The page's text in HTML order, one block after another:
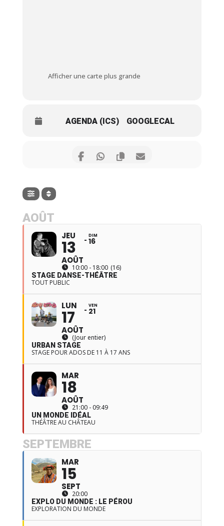
Afficher une carte plus grande
AGENDA (ICS) GOOGLECAL
AOÛT
JEU
13
AOÛT
DIM
16
10:00 - 18:00 (16)
STAGE DANSE-THÉÂTRE
TOUT PUBLIC
LUN
17
AOÛT
VEN
21
(Jour entier)
URBAN STAGE
STAGE POUR ADOS DE 11 À 17 ANS
MAR
18
AOÛT
21:00 - 09:49
UN MONDE IDÉAL
THÉÂTRE AU CHÂTEAU
SEPTEMBRE
MAR
15
SEPT
20:00
EXPLO DU MONDE : LE PÉROU
EXPLORATION DU MONDE